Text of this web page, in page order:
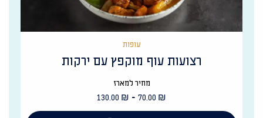
עופות
רצועות עוף מוקפץ עם ירקות
מחיר למארז
70.00 ₪
-
130.00 ₪